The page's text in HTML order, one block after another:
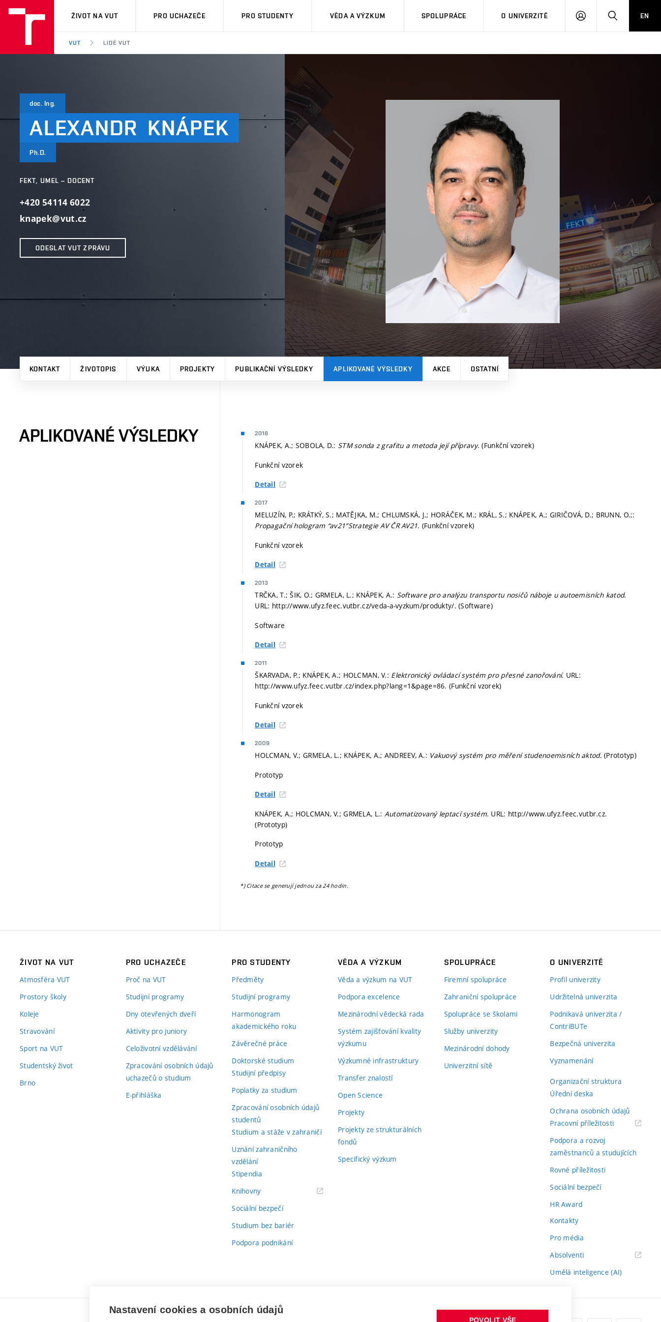
VUT
ŽIVOT NA VUT PRO UCHAZEČE PRO STUDENTY VĚDA A VÝZKUM SPOLUPRÁCE O UNIVERZITĚ
PŘIHLÁSIT HLEDATEN
VUT LIDÉ VUT
doc. Ing.
ALEXANDR KNÁPEK
Ph.D.
FEKT, UMEL – DOCENT
+420 54114 6022
knapek@vut.cz
ODESLAT VUT ZPRÁVU
KONTAKT ŽIVOTOPIS VÝUKA PROJEKTY PUBLIKAČNÍ VÝSLEDKY APLIKOVANÉ VÝSLEDKY AKCE OSTATNÍ
APLIKOVANÉ VÝSLEDKY 2018
KNÁPEK, A.; SOBOLA, D.: STM sonda z grafitu a metoda její přípravy. (Funkční vzorek)
Funkční vzorek
Detail
2017
MELUZÍN, P.; KRÁTKÝ, S.; MATĚJKA, M.; CHLUMSKÁ, J.; HORÁČEK, M.; KRÁL, S.; KNÁPEK, A.; GIRIČOVÁ, D.; BRUNN, O.;:
Propagační hologram “av21”Strategie AV ČR AV21. (Funkční vzorek)
Funkční vzorek
Detail
2013
TRČKA, T.; ŠIK, O.; GRMELA, L.; KNÁPEK, A.: Software pro analýzu transportu nosičů náboje u autoemisních katod.
URL: http://www.ufyz.feec.vutbr.cz/veda-a-vyzkum/produkty/. (Software)
Software
Detail
2011
ŠKARVADA, P.; KNÁPEK, A.; HOLCMAN, V.: Elektronický ovládací systém pro přesné zanořování. URL:
http://www.ufyz.feec.vutbr.cz/index.php?lang=1&page=86. (Funkční vzorek)
Funkční vzorek
Detail
2009
HOLCMAN, V.; GRMELA, L.; KNÁPEK, A.; ANDREEV, A.: Vakuový systém pro měření studenoemisních aktod. (Prototyp)
Prototyp
Detail
KNÁPEK, A.; HOLCMAN, V.; GRMELA, L.: Automatizovaný leptací systém. URL: http://www.ufyz.feec.vutbr.cz.
(Prototyp)
Prototyp
Detail
*) Citace se generují jednou za 24 hodin.
ŽIVOT NA VUT
Atmosféra VUT
Prostory školy
Koleje
Stravování
Sport na VUT
Studentský život
Brno
PRO UCHAZEČE
Proč na VUT
Studijní programy
Dny otevřených dveří
Aktivity pro juniory
Celoživotní vzdělávání
Zpracování osobních údajů
uchazečů o studium
E-přihláška
PRO STUDENTY
Předměty
Studijní programy
Harmonogram
akademického roku
Závěrečné práce
Doktorské studium
Studijní předpisy
Poplatky za studium
Zpracování osobních údajů
studentů
Studium a stáže v zahraničí
Uznání zahraničního
vzdělání
Stipendia
Knihovny(externí
Sociální bezpečí
Studium bez bariér
Podpora podnikání
VĚDA A VÝZKUM
Věda a výzkum na VUT
Podpora excelence
Mezinárodní vědecká rada
Systém zajišťování kvality
výzkumu
Výzkumné infrastruktury
Transfer znalostí
Open Science
Projekty
Projekty ze strukturálních
fondů
Specifický výzkum
SPOLUPRÁCE
Firemní spolupráce
Zahraniční spolupráce
Spolupráce se školami
Služby univerzity
Mezinárodní dohody
Univerzitní sítě
O UNIVERZITĚ
Profil univerzity
Udržitelná univerzita
Podnikavá univerzita /
ContriBUTe
Bezpečná univerzita
Vyznamenání
Organizační struktura
Úřední deska
Ochrana osobních údajů
Pracovní příležitosti(externí
Podpora a rozvoj
zaměstnanců a studujících
Rovné příležitosti
Sociální bezpečí
HR Award
Kontakty
Pro média
Absolventi(externí
Umělá inteligence (AI)
Nastavení cookies a osobních údajů
POVOLIT VŠE